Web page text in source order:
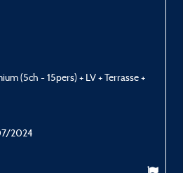
(5ch - 15pers) + LV + Terrasse +
2024